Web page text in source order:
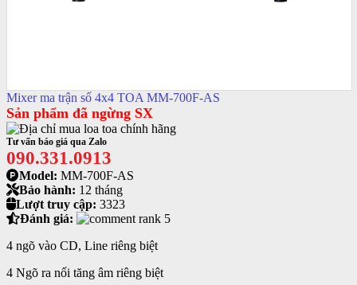
Mixer ma trận số 4x4 TOA MM-700F-AS
Sản phẩm đã ngừng SX
Tư vấn báo giá qua Zalo
090.331.0913
Model: MM-700F-AS
Bảo hành: 12 tháng
Lượt truy cập: 3323
Đánh giá:
4 ngõ vào CD, Line riêng biệt
4 Ngõ ra nối tăng âm riêng biệt